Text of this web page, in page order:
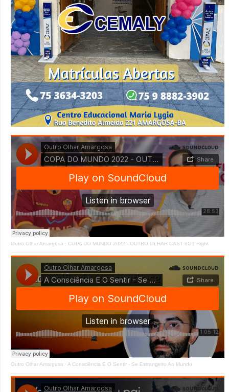
Outro Olhar Amargosa · COPA DO MUNDO 2022 - OUTRO OLHAR CAST #O1 Right
Outro Olhar Amargosa · A Consciência E O Sentir - Se Estrangeiro Ao Mundo